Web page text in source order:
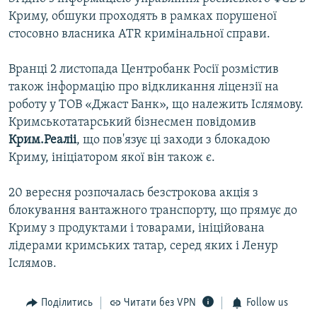
Криму, обшуки проходять в рамках порушеної
стосовно власника ATR кримінальної справи.
Вранці 2 листопада Центробанк Росії розмістив
також інформацію про відкликання ліцензії на
роботу у ТОВ «Джаст Банк», що належить Іслямову.
Кримськотатарський бізнесмен повідомив
Крим.Реаліі, що пов'язує ці заходи з блокадою
Криму, ініціатором якої він також є.
20 вересня розпочалась безстрокова акція з
блокування вантажного транспорту, що прямує до
Криму з продуктами і товарами, ініційована
лідерами кримських татар, серед яких і Ленур
Іслямов.
Поділитись Читати без VPN Follow us